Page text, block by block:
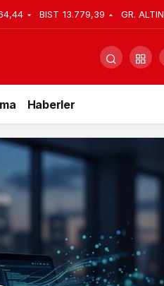
BIST 13.779,39 GR. ALTIN
Haberler